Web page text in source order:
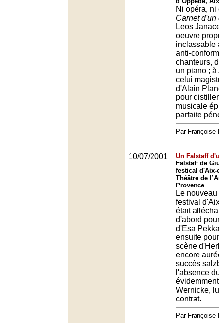
Ni opéra, ni
Carnet d'un
Leos
oeuvre
inclassable
anti-
chanteurs,
un piano ; à
celui
d'Alain
pour
musicale
parfaite
Par Françoise
10/07/2001
Un Falstaff
Falstaff de
festical d'Aix-
Théâtre de
Provence
Le nouveau
festival
était
d'abord
d'Esa
ensuite
scène
encore
succès
l'absence
Wernicke,
contrat.
Par Françoise